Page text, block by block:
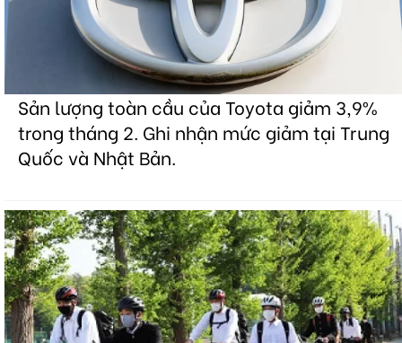
Sản lượng toàn cầu của Toyota giảm 3,9%
trong tháng 2. Ghi nhận mức giảm tại Trung
Quốc và Nhật Bản.